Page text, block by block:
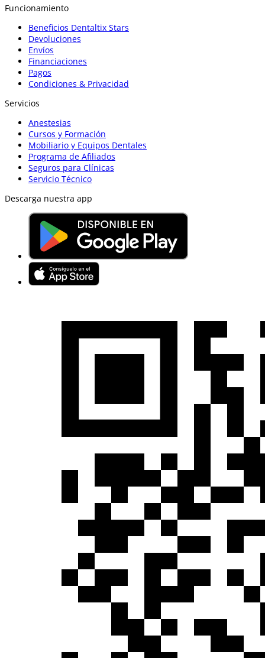
Funcionamiento
Beneficios Dentaltix Stars
Devoluciones
Envíos
Financiaciones
Pagos
Condiciones & Privacidad
Servicios
Anestesias
Cursos y Formación
Mobiliario y Equipos Dentales
Programa de Afiliados
Seguros para Clínicas
Servicio Técnico
Descarga nuestra app